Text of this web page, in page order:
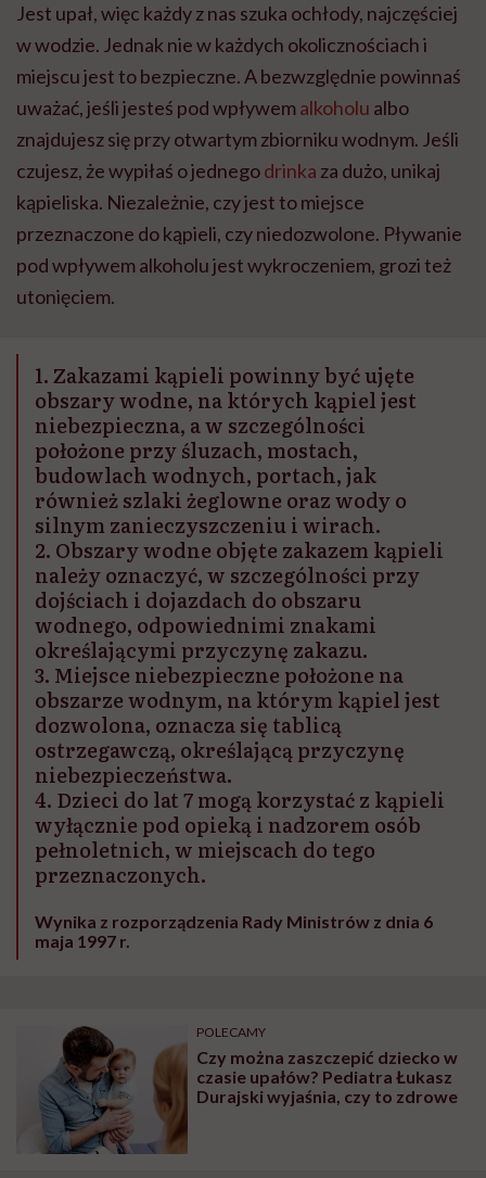
Jest upał, więc każdy z nas szuka ochłody, najczęściej
w wodzie. Jednak nie w każdych okolicznościach i
miejscu jest to bezpieczne. A bezwzględnie powinnaś
uważać, jeśli jesteś pod wpływemalkoholu albo
znajdujesz się przy otwartym zbiorniku wodnym. Jeśli
czujesz, że wypiłaś o jednegodrinka za dużo, unikaj
kąpieliska. Niezależnie, czy jest to miejsce
przeznaczone do kąpieli, czy niedozwolone. Pływanie
pod wpływem alkoholu jest wykroczeniem, grozi też
utonięciem.
1. Zakazami kąpieli powinny być ujęte
obszary wodne, na których kąpiel jest
niebezpieczna, a w szczególności
położone przy śluzach, mostach,
budowlach wodnych, portach, jak
również szlaki żeglowne oraz wody o
silnym zanieczyszczeniu i wirach.
2. Obszary wodne objęte zakazem kąpieli
należy oznaczyć, w szczególności przy
dojściach i dojazdach do obszaru
wodnego, odpowiednimi znakami
określającymi przyczynę zakazu.
3. Miejsce niebezpieczne położone na
obszarze wodnym, na którym kąpiel jest
dozwolona, oznacza się tablicą
ostrzegawczą, określającą przyczynę
niebezpieczeństwa.
4. Dzieci do lat 7 mogą korzystać z kąpieli
wyłącznie pod opieką i nadzorem osób
pełnoletnich, w miejscach do tego
przeznaczonych.
Wynika z rozporządzenia Rady Ministrów z dnia 6
maja 1997 r.
POLECAMY
Czy można zaszczepić dziecko w
czasie upałów? Pediatra Łukasz
Durajski wyjaśnia, czy to zdrowe